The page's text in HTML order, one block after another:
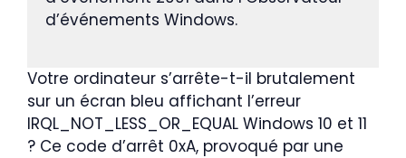
d’événements Windows.
Votre ordinateur s’arrête-t-il brutalement
sur un écran bleu affichant l’erreur
IRQL_NOT_LESS_OR_EQUAL Windows 10 et 11
? Ce code d’arrêt 0xA, provoqué par une